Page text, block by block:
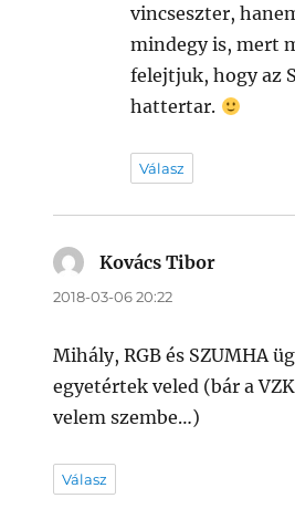
vincseszter,
mindegy is, mert
felejtjuk, hogy az
hattertar.
Válasz
Kovács Tibor
2018-03-06 20:22
Mihály, RGB és SZUMHA
egyetértek veled (bár a
velem szembe…)
Válasz